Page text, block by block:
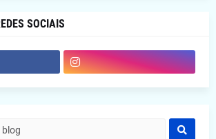
SOCIAIS